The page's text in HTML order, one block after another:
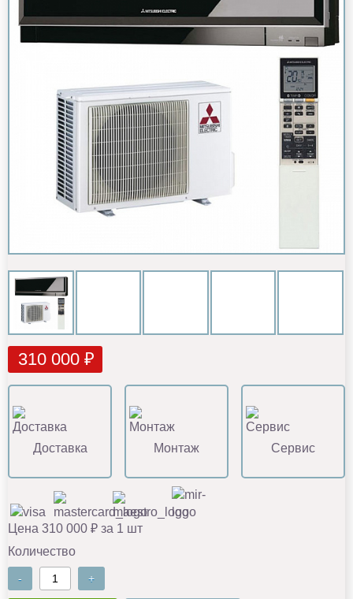
310 000 ₽
Доставка Монтаж Сервис
Цена 310 000 ₽ за 1 шт
Количество
- +